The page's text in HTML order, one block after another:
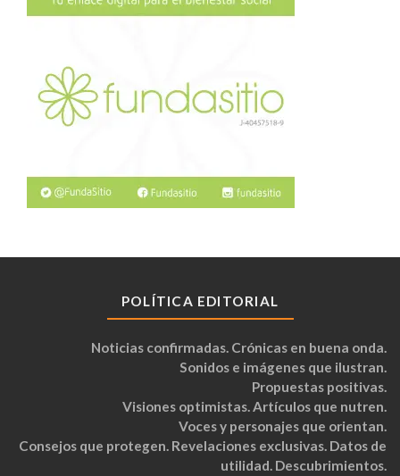
POLÍTICA EDITORIAL
Noticias confirmadas. Crónicas en buena onda.
Sonidos e imágenes que ilustran.
Propuestas positivas.
Visiones optimistas. Artículos que nutren.
Voces y personajes que orientan.
Consejos que protegen. Revelaciones exclusivas. Datos de
utilidad. Descubrimientos.